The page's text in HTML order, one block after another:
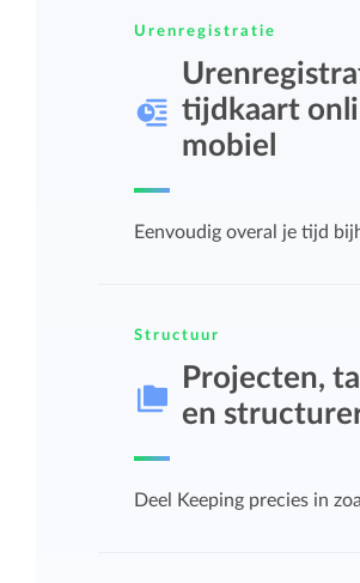
Houd overzicht en
die bij jou en je
Deel Keeping
Rapportage
Urenregistratie
tijdkaart
mobiel
Eenvoudig overal je tijd
Structuur
Projecten,
en
Deel Keeping precies in